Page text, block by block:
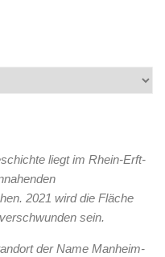
liegt im Rhein-Erft-
2021 wird die Fläche
sein.
der Name Manheim-